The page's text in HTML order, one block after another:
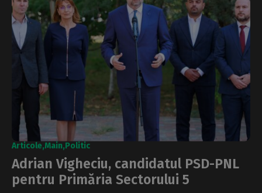
Articole Main Politic
Adrian Vigheciu, candidatul PSD-PNL
pentru Primăria Sectorului 5